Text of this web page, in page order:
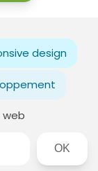
design
web
Rechercher